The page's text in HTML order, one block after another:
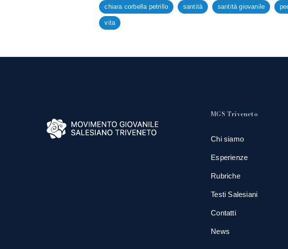
chiara corbella petrillo santità santità giovanile
vita
MGS Triveneto
Chi siamo
Esperienze
Rubriche
Testi Salesiani
Contatti
News